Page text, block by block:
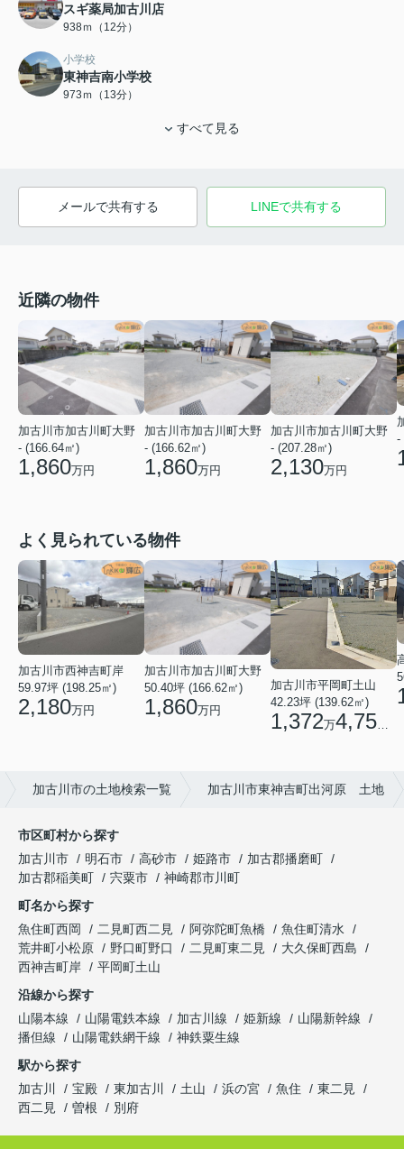
スギ薬局加古川店
938ｍ（12分）
小学校
東神吉南小学校
973ｍ（13分）
すべて見る
メールで共有する LINEで共有する
近隣の物件
加古川市加古川町大野
- (166.64㎡)
1,860万円
加古川市加古川町大野
- (166.62㎡)
1,860万円
加古川市加古川町大野
- (207.28㎡)
2,130万円
-
よく見られている物件
加古川市西神吉町岸
59.97坪 (198.25㎡)
2,180万円
加古川市加古川町大野
50.40坪 (166.62㎡)
1,860万円
加古川市平岡町土山
42.23坪 (139.62㎡)
1,372万4,750
加古川市の土地検索一覧 加古川市東神吉町出河原 土地
市区町村から探す
加古川市
明石市 高砂市 姫路市
加古郡播磨町
加古郡稲美町
宍粟市
神崎郡市川町
町名から探す
魚住町西岡
二見町西二見 阿弥陀町魚橋
魚住町清水
荒井町小松原
野口町野口 二見町東二見
大久保町西島
西神吉町岸
平岡町土山
沿線から探す
山陽本線
山陽電鉄本線 加古川線 姫新線
山陽新幹線
播但線
山陽電鉄網干線
神鉄粟生線
駅から探す
加古川
宝殿 東加古川 土山 浜の宮 魚住
東二見
西二見
曽根 別府